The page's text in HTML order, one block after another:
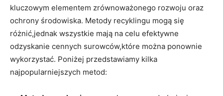
kluczowym elementem zrównoważonego rozwoju oraz
ochrony środowiska. Metody recyklingu mogą się
różnić,jednak wszystkie mają na celu⁤ efektywne
odzyskanie cennych surowców,które można ponownie
wykorzystać. Poniżej przedstawiamy kilka‍
najpopularniejszych metod: